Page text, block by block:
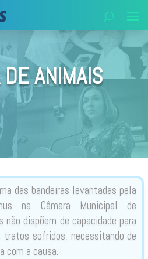
ANIMAIS
das bandeiras levantadas pela
na Câmara Municipal de
dispõem de capacidade para
tratos sofridos, necessitando de
com a causa.